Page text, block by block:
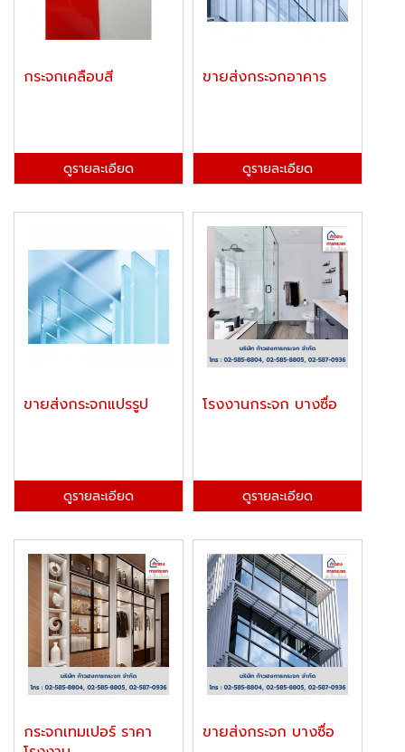
กระจกเคลือบสี
ดูรายละเอียด
ขายส่งกระจกอาคาร
ดูรายละเอียด
ขายส่งกระจกแปรรูป
ดูรายละเอียด
โรงงานกระจก บางซื่อ
ดูรายละเอียด
กระจกเทมเปอร์ ราคา
ขายส่งกระจก บางซื่อ